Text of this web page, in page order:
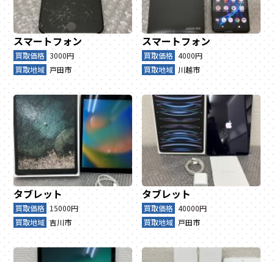
スマートフォン
買取価格 3000円
買取地域 戸田市
スマートフォン
買取価格 4000円
買取地域 川越市
タブレット
買取価格 15000円
買取地域 吉川市
タブレット
買取価格 40000円
買取地域 戸田市